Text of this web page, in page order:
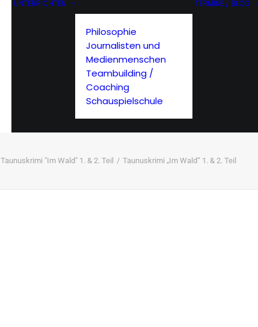
UNTERRICHTEN
Philosophie
Journalisten und
Medienmenschen
Teambuilding /
Coaching
Schauspielschule
TERMINE / BLOG
Taunuskrimi "Im Wald" 1. & 2. Teil Taunuskrimi „Im Wald“ 1. & 2. Teil